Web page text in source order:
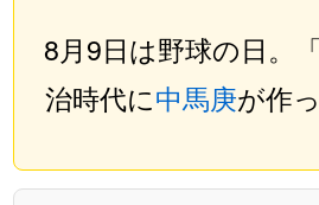
8月9日は野球の日。
治時代に中馬庚が作